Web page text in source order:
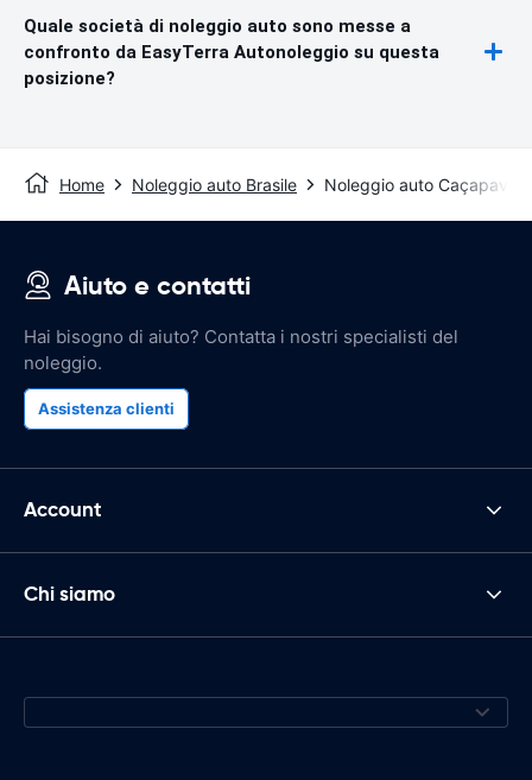
Quale società di noleggio auto sono messe a
confronto da EasyTerra Autonoleggio su questa
posizione?
Home Noleggio auto Brasile Noleggio auto Caçapava
Aiuto e contatti
Hai bisogno di aiuto? Contatta i nostri specialisti del
noleggio.
Assistenza clienti
Account
Chi siamo